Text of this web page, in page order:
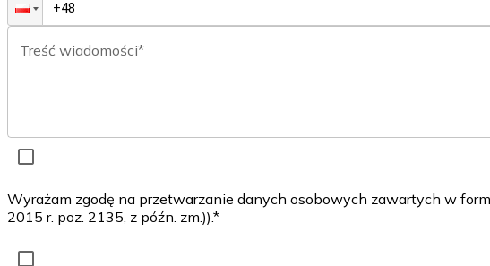
Treść wiadomości*
Wyrażam zgodę na przetwarzanie danych osobowych zawartych w
2015 r. poz. 2135, z późn. zm.)).*